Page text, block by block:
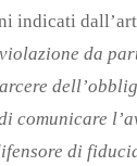
indicati
da
comunicare
di